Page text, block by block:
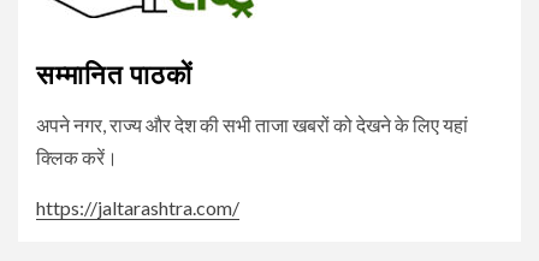
सम्मानित पाठकों
अपने नगर, राज्य और देश की सभी ताजा खबरों को देखने के लिए यहां
क्लिक करें।
https://jaltarashtra.com/